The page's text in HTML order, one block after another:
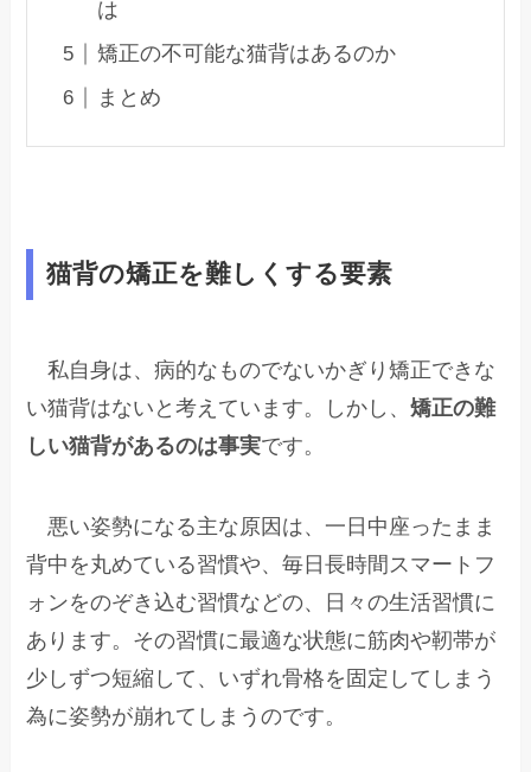
は
矯正の不可能な猫背はあるのか
まとめ
猫背の矯正を難しくする要素
私自身は、病的なものでないかぎり矯正できな
い猫背はないと考えています。しかし、矯正の難
しい猫背があるのは事実です。
悪い姿勢になる主な原因は、一日中座ったまま
背中を丸めている習慣や、毎日長時間スマートフ
ォンをのぞき込む習慣などの、日々の生活習慣に
あります。その習慣に最適な状態に筋肉や靭帯が
少しずつ短縮して、いずれ骨格を固定してしまう
為に姿勢が崩れてしまうのです。